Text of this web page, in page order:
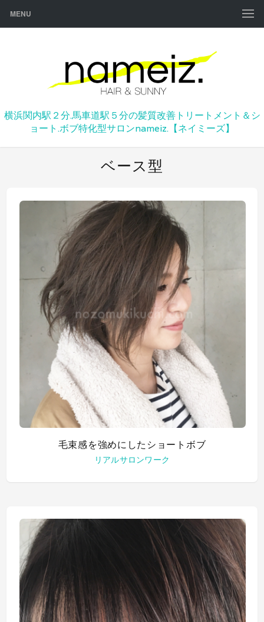
MENU
横浜関内駅２分.馬車道駅５分の髪質改善トリートメント＆シ
ョート.ボブ特化型サロンnameiz.【ネイミーズ】
ベース型
毛束感を強めにしたショートボブ
リアルサロンワーク